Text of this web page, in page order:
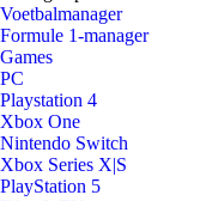
Voetbalmanager
Formule 1-manager
Games
PC
Playstation 4
Xbox One
Nintendo Switch
Xbox Series X|S
PlayStation 5